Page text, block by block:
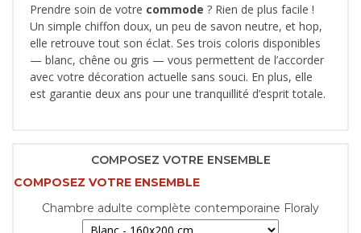
Prendre soin de votre commode ? Rien de plus facile !
Un simple chiffon doux, un peu de savon neutre, et hop,
elle retrouve tout son éclat. Ses trois coloris disponibles
— blanc, chêne ou gris — vous permettent de l’accorder
avec votre décoration actuelle sans souci. En plus, elle
est garantie deux ans pour une tranquillité d’esprit totale.
COMPOSEZ VOTRE ENSEMBLE
COMPOSEZ VOTRE ENSEMBLE
Chambre adulte complète contemporaine Floraly